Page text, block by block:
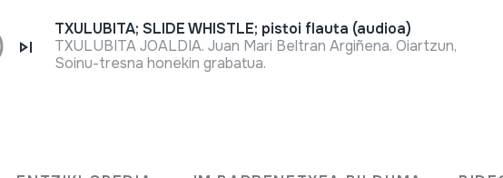
TXULUBITA; SLIDE WHISTLE; pistoi flauta (audioa)
TXULUBITA JOALDIA. Juan Mari Beltran Argiñena. Oiartzun, 2020-
Soinu-tresna honekin grabatua.